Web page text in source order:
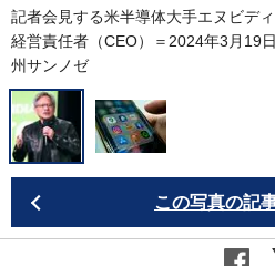
記者会見する米半導体大手エヌビデ
経営責任者（CEO）＝2024年3月19
州サンノゼ
この写真の記